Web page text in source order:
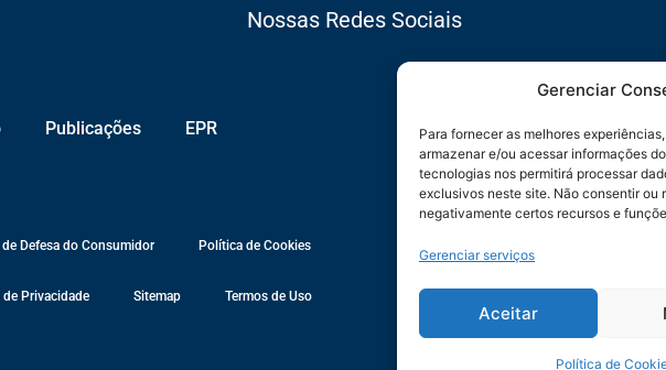
Gerenciar
Para fornecer as melhores
armazenar e/ou acessar informações
tecnologias nos permitirá processar
exclusivos neste site. Não consentir
negativamente certos recursos e
Gerenciar serviços
Aceitar
Política de
Nossas Redes Sociais
Publicações EPR
Defesa do Consumidor Política de Cookies
Privacidade Sitemap Termos de Uso